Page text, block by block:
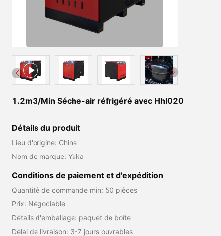
1.2m3/Min Séche-air réfrigéré avec Hhl020
Détails du produit
Lieu d'origine: Chine
Nom de marque: Yuka
Conditions de paiement et d'expédition
Quantité de commande min: 50 pièces
Prix: Négociable
Détails d'emballage: paquet de boîte
Délai de livraison: 3-7 jours ouvrables